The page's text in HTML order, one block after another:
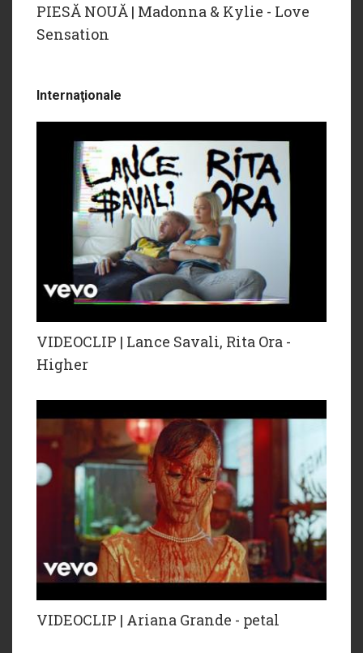
PIESĂ NOUĂ | Madonna & Kylie - Love
Sensation
Internaţionale
VIDEOCLIP | Lance Savali, Rita Ora -
Higher
VIDEOCLIP | Ariana Grande - petal